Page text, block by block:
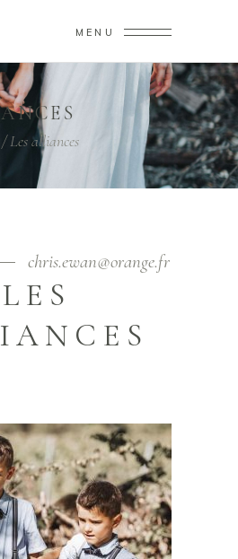
MENU
Les alliances
chris.ewan@orange.fr
LES